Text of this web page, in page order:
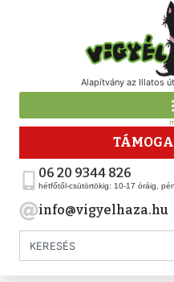
Alapítvány az Illatos
06 20 9344 826
hétfőtől-csütörtökig: 10-17 óráig,
info@vigyelhaza.hu